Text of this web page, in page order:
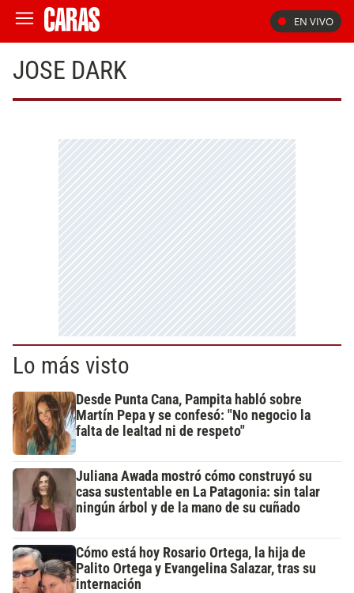
EN VIVO
JOSE DARK
Lo más visto
Desde Punta Cana, Pampita habló sobre
Martín Pepa y se confesó: "No negocio la
falta de lealtad ni de respeto"
Juliana Awada mostró cómo construyó su
casa sustentable en La Patagonia: sin talar
ningún árbol y de la mano de su cuñado
Cómo está hoy Rosario Ortega, la hija de
Palito Ortega y Evangelina Salazar, tras su
internación